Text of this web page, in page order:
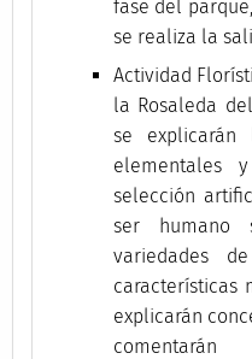
fase del
se realiza la
Actividad
la Rosaleda
se explicarán
elementales
selección
ser humano
variedades
características
explicarán